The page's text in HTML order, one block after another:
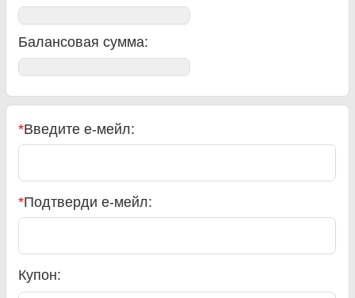
Балансовая сумма:
*Введите е-мейл:
*Подтверди е-мейл:
Купон: